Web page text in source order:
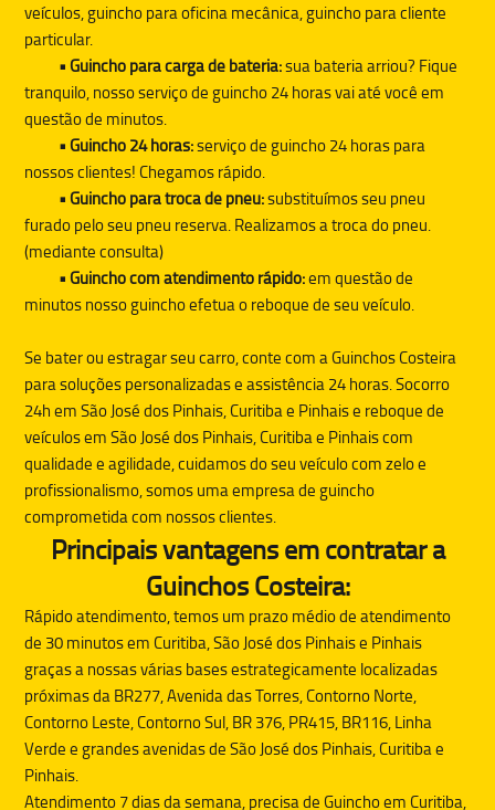
veículos, guincho para oficina mecânica, guincho para cliente
particular.
• Guincho para carga de bateria:sua bateria arriou? Fique
tranquilo, nosso serviço de guincho 24 horas vai até você em
questão de minutos.
• Guincho 24 horas:serviço de guincho 24 horas para
nossos clientes! Chegamos rápido.
• Guincho para troca de pneu:substituímos seu pneu
furado pelo seu pneu reserva. Realizamos a troca do pneu.
(mediante consulta)
• Guincho com atendimento rápido:em questão de
minutos nosso guincho efetua o reboque de seu veículo.
Se bater ou estragar seu carro, conte com aGuinchos Costeira
para soluções personalizadas e assistência 24 horas. Socorro
24h em São José dos Pinhais, Curitiba e Pinhais e reboque de
veículos em São José dos Pinhais, Curitiba e Pinhais com
qualidade e agilidade, cuidamos do seu veículo com zelo e
profissionalismo, somos uma empresa de guincho
comprometida com nossos clientes.
Principais vantagens em contratar a
Guinchos Costeira:
Rápido atendimento, temos um prazo médio de atendimento
de 30 minutos em Curitiba, São José dos Pinhais e Pinhais
graças a nossas várias bases estrategicamente localizadas
próximas da BR277, Avenida das Torres, Contorno Norte,
Contorno Leste, Contorno Sul, BR 376, PR415, BR116, Linha
Verde e grandes avenidas de São José dos Pinhais, Curitiba e
Pinhais.
Atendimento 7 dias da semana, precisa deGuinchoem Curitiba,